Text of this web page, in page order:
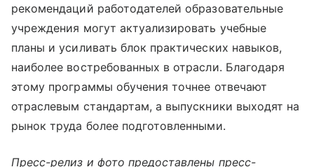
рекомендаций работодателей образовательные
учреждения могут актуализировать учебные
планы и усиливать блок практических навыков,
наиболее востребованных в отрасли. Благодаря
этому программы обучения точнее отвечают
отраслевым стандартам, а выпускники выходят на
рынок труда более подготовленными.
Пресс-релиз и фото предоставлены пресс-